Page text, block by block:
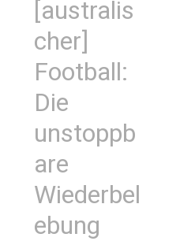
[australis
cher]
Football:
Die
unstoppb
are
Wiederbel
ebung